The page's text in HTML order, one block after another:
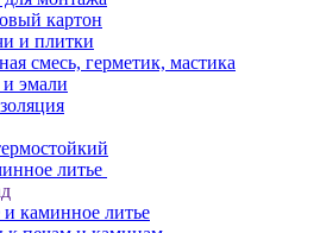
картон
и плитки
смесь, герметик, мастика
эмали
литье
каминное литье